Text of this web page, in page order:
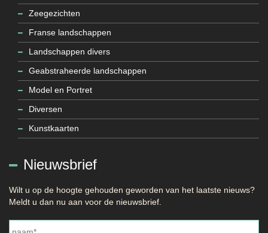
Zeegezichten
Franse landschappen
Landschappen divers
Geabstraheerde landschappen
Model en Portret
Diversen
Kunstkaarten
Nieuwsbrief
Wilt u op de hoogte gehouden geworden van het laatste nieuws?
Meldt u dan nu aan voor de nieuwsbrief.